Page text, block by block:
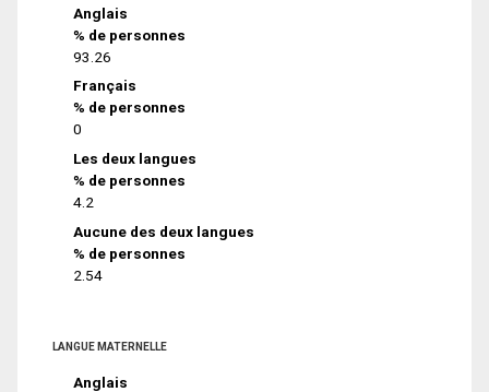
Anglais
% de personnes
93.26
Français
% de personnes
0
Les deux langues
% de personnes
4.2
Aucune des deux langues
% de personnes
2.54
LANGUE MATERNELLE
Anglais